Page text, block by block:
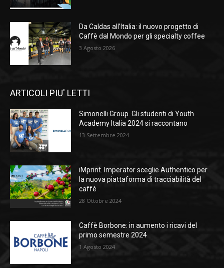
Da Caldas all’Italia: il nuovo progetto di
Caffè dal Mondo per gli specialty coffee
3 Agosto 2026
ARTICOLI PIU' LETTI
Simonelli Group. Gli studenti di Youth
Academy Italia 2024 si raccontano
13 Settembre 2024
iMprint. Imperator sceglie Authentico per
la nuova piattaforma di tracciabilità del
caffè
28 Ottobre 2024
Caffè Borbone: in aumento i ricavi del
primo semestre 2024
1 Agosto 2024